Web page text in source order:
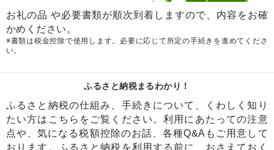
お礼の品 や必要書類が順次到着しますので、内容をお確
かめください。
※書類は税金控除で使用します。必要に応じて所定の手続きを進めてくださ
い。
ふるさと納税まるわかり！
ふるさと納税の仕組み、手続きについて、くわしく知り
たい方はこちらをご覧ください。利用にあたっての注意
点や、気になる税額控除のお話、各種Q&Aもご用意して
おります。ふるさと納税を利用する前に、おさえておく